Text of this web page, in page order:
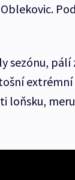
sezónu,
extrémní
loňsku,